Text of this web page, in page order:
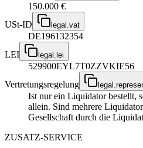
150.000 €
USt-ID
legal.vat
DE196132354
LEI
legal.lei
529900EYL7T0ZZVKIE56
Vertretungsregelung
Ist nur ein Liquidator bestellt,
allein. Sind mehrere
Gesellschaft durch die
ZUSATZ-SERVICE